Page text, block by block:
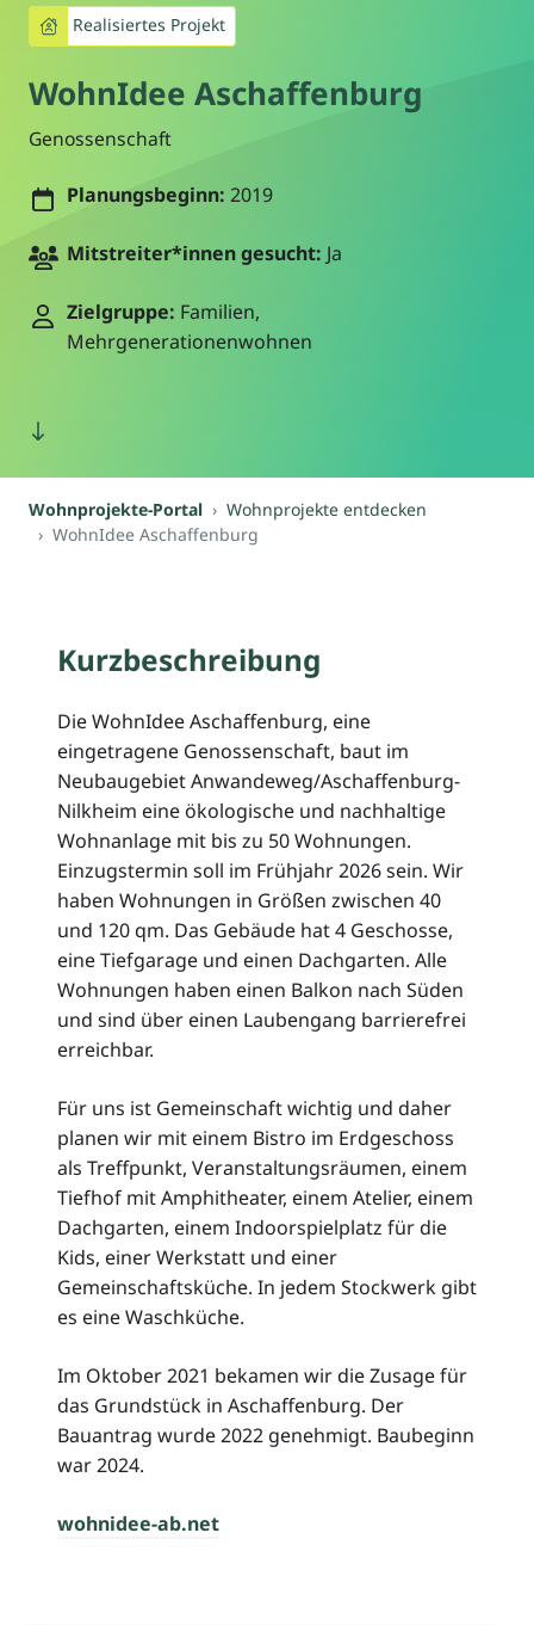
Realisiertes Projekt
WohnIdee Aschaffenburg
Genossenschaft
Planungsbeginn: 2019
Mitstreiter*innen gesucht: Ja
Zielgruppe: Familien,
Mehrgenerationenwohnen
Wohnprojekte-Portal
Wohnprojekte entdecken
WohnIdee Aschaffenburg
Kurzbeschreibung
Die WohnIdee Aschaffenburg, eine
eingetragene Genossenschaft, baut im
Neubaugebiet Anwandeweg/Aschaffenburg-
Nilkheim eine ökologische und nachhaltige
Wohnanlage mit bis zu 50 Wohnungen.
Einzugstermin soll im Frühjahr 2026 sein. Wir
haben Wohnungen in Größen zwischen 40
und 120 qm. Das Gebäude hat 4 Geschosse,
eine Tiefgarage und einen Dachgarten. Alle
Wohnungen haben einen Balkon nach Süden
und sind über einen Laubengang barrierefrei
erreichbar.
Für uns ist Gemeinschaft wichtig und daher
planen wir mit einem Bistro im Erdgeschoss
als Treffpunkt, Veranstaltungsräumen, einem
Tiefhof mit Amphitheater, einem Atelier, einem
Dachgarten, einem Indoorspielplatz für die
Kids, einer Werkstatt und einer
Gemeinschaftsküche. In jedem Stockwerk gibt
es eine Waschküche.
Im Oktober 2021 bekamen wir die Zusage für
das Grundstück in Aschaffenburg. Der
Bauantrag wurde 2022 genehmigt. Baubeginn
war 2024.
wohnidee-ab.net